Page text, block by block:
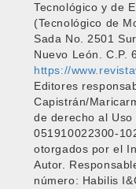
Tecnológico y de
(Tecnológico de
Sada No. 2501
Nuevo León. C.P.
https://
Editores
Capistrán/
de derecho al
051910022300-
otorgados por el
Autor.
número: Habilis